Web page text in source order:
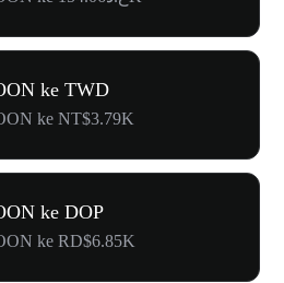
ke TWD
ke NT$3.79K
ke DOP
ke RD$6.85K